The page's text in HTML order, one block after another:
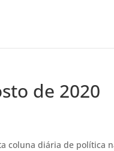
de 2020
coluna diária de política